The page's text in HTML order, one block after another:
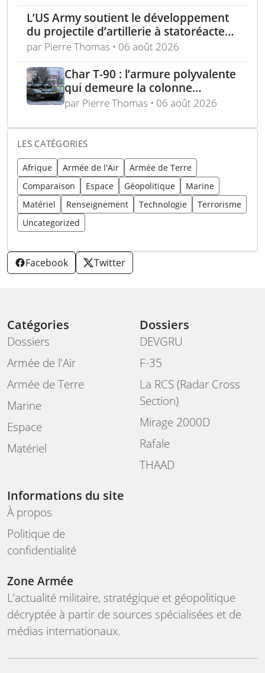
L’US Army soutient le développement
du projectile d’artillerie à statoréacteur
150 km de Tiberius
par Pierre Thomas • 06 août 2026
Char T-90 : l’armure polyvalente
qui demeure la colonne
vertébrale blindée russe
expliquée
par Pierre Thomas • 06 août 2026
LES CATÉGORIES
Afrique Armée de l'Air
Armée de Terre
Comparaison
Espace Géopolitique
Marine
Matériel
Renseignement Technologie
Terrorisme
Uncategorized
Facebook Twitter
Catégories
Dossiers
Armée de l'Air
Armée de Terre
Marine
Espace
Matériel
Dossiers
DEVGRU
F-35
La RCS (Radar Cross
Section)
Mirage 2000D
Rafale
THAAD
Informations du site
À propos
Politique de
confidentialité
Zone Armée
L’actualité militaire, stratégique et géopolitique
décryptée à partir de sources spécialisées et de
médias internationaux.